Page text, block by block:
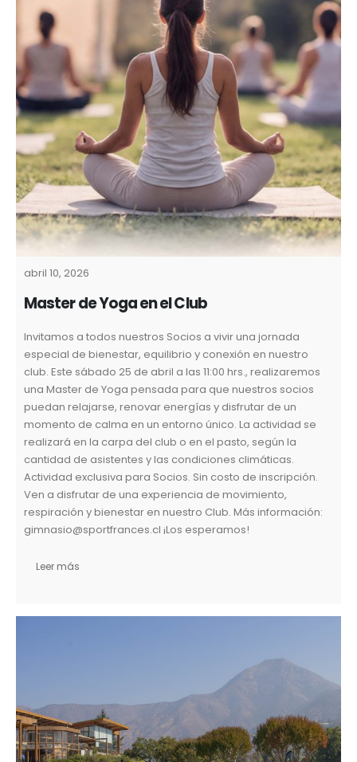
abril 10, 2026
Master de Yoga en el Club
Invitamos a todos nuestros Socios a vivir una jornada
especial de bienestar, equilibrio y conexión en nuestro
club. Este sábado 25 de abril a las 11:00 hrs., realizaremos
una Master de Yoga pensada para que nuestros socios
puedan relajarse, renovar energías y disfrutar de un
momento de calma en un entorno único. La actividad se
realizará en la carpa del club o en el pasto, según la
cantidad de asistentes y las condiciones climáticas.
Actividad exclusiva para Socios. Sin costo de inscripción.
Ven a disfrutar de una experiencia de movimiento,
respiración y bienestar en nuestro Club. Más información:
gimnasio@sportfrances.cl ¡Los esperamos!
Leer más